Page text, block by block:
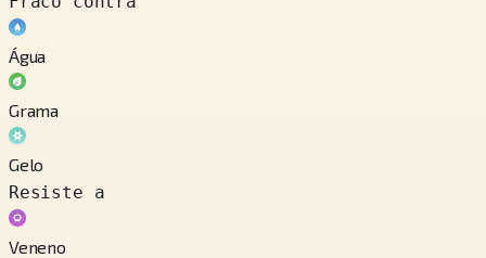
Água
Grama
Gelo
Resiste a
Veneno